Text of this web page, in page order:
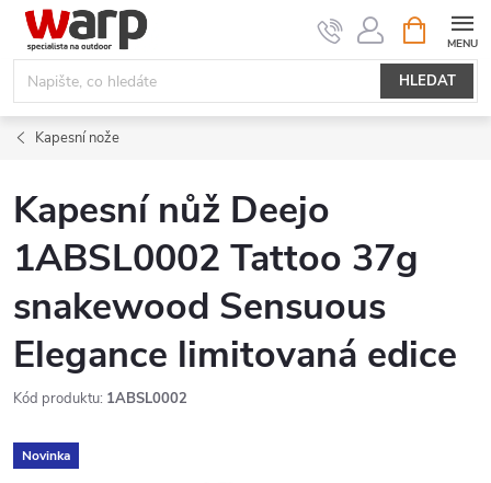
Přejít
obsah
HLEDAT
NÁKUPNÍ
KOŠÍK
Kapesní nože
Kapesní nůž Deejo
1ABSL0002 Tattoo 37g
snakewood Sensuous
Elegance limitovaná edice
Kód produktu: 1ABSL0002
Novinka